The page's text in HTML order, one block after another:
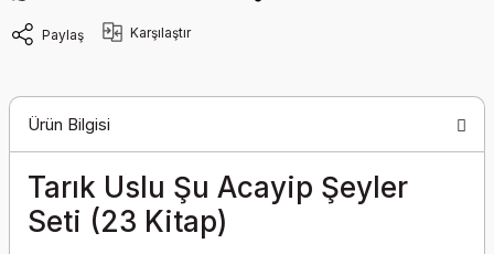
Paylaş Karşılaştır
Ürün Bilgisi
Tarık Uslu Şu Acayip Şeyler
Seti (23 Kitap)